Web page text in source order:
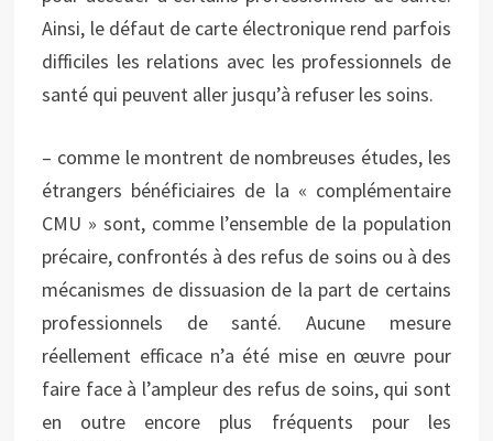
Ainsi, le défaut de carte électronique rend parfois
difficiles les relations avec les professionnels de
santé qui peuvent aller jusqu’à refuser les soins.
– comme le montrent de nombreuses études, les
étrangers bénéficiaires de la « complémentaire
CMU » sont, comme l’ensemble de la population
précaire, confrontés à des refus de soins ou à des
mécanismes de dissuasion de la part de certains
professionnels de santé. Aucune mesure
réellement efficace n’a été mise en œuvre pour
faire face à l’ampleur des refus de soins, qui sont
en outre encore plus fréquents pour les